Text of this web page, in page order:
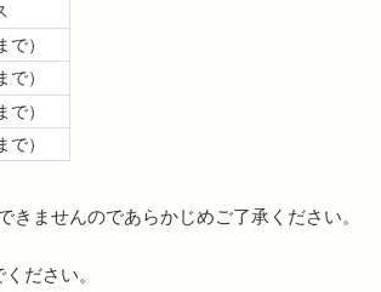
）
）
）
）
ませんのであらかじめご了承ください。
ださい。